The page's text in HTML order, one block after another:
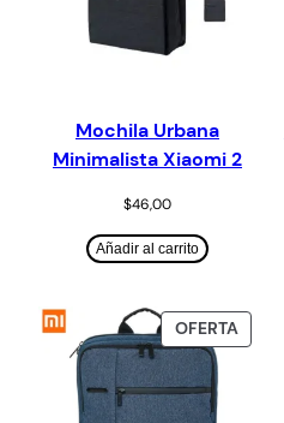
Mochila Urbana
Minimalista Xiaomi 2
$46,00
Añadir al carrito
OFERTA